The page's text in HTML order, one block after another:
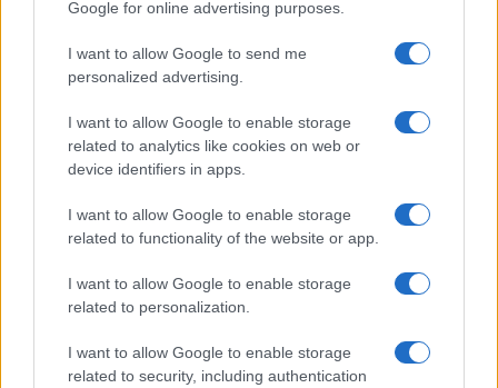
Google for online advertising purposes.
I want to allow Google to send me
personalized advertising.
I want to allow Google to enable storage
related to analytics like cookies on web or
device identifiers in apps.
I want to allow Google to enable storage
related to functionality of the website or app.
I want to allow Google to enable storage
related to personalization.
I want to allow Google to enable storage
related to security, including authentication
KPI critici e dashboard per la maturità digitale delle
FOCUS PMI